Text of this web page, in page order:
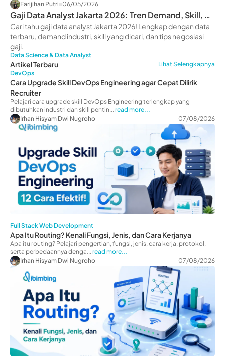
Farijihan Putri 06/05/2026
Gaji Data Analyst Jakarta 2026: Tren Demand, Skill, &
Prospek Karier
Cari tahu gaji data analyst Jakarta 2026! Lengkap dengan data
terbaru, demand industri, skill yang dicari, dan tips negosiasi
gaji.
Data Science & Data Analyst
Artikel Terbaru
Lihat Selengkapnya
DevOps
Cara Upgrade Skill DevOps Engineering agar Cepat Dilirik
Recruiter
Pelajari cara upgrade skill DevOps Engineering terlengkap yang
dibutuhkan industri dan skill pentin...read more...
Irhan Hisyam Dwi Nugroho
07/08/2026
Full Stack Web Development
Apa Itu Routing? Kenali Fungsi, Jenis, dan Cara Kerjanya
Apa itu routing? Pelajari pengertian, fungsi, jenis, cara kerja, protokol,
serta perbedaannya denga...read more...
Irhan Hisyam Dwi Nugroho
07/08/2026